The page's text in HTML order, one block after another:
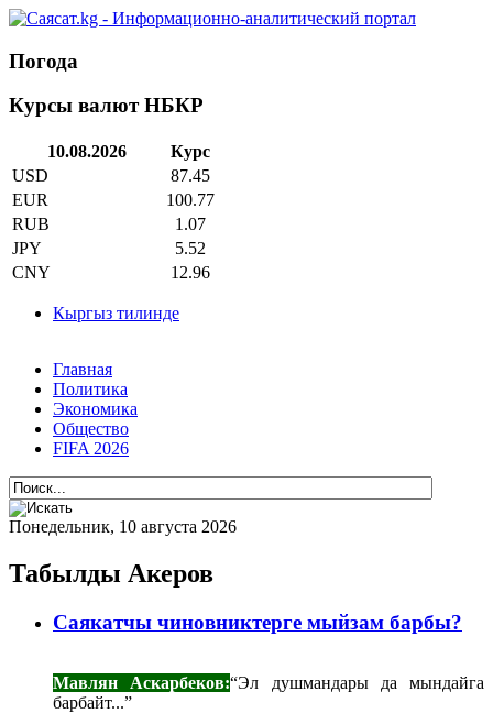
Погода
Курсы валют НБКР
10.08.2026
Курс
USD
87.45
EUR
100.77
RUB
1.07
JPY
5.52
CNY
12.96
Кыргыз тилинде
Главная
Политика
Экономика
Общество
FIFA 2026
Понедельник, 10 августа 2026
Табылды Акеров
Саякатчы чиновниктерге мыйзам барбы?
Мавлян Аскарбеков:“Эл душмандары да мындайга
барбайт...”